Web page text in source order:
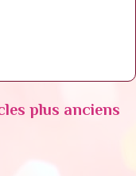
plus anciens